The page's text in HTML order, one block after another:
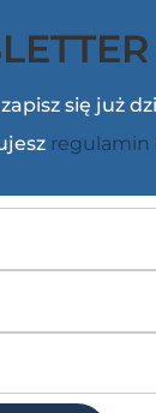
się już
regulamin